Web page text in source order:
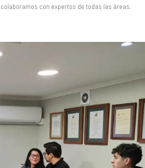
con expertos de todas las áreas.